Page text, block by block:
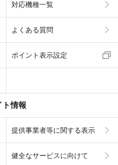
対応機種一覧
よくある質問
ポイント表示設定
ト情報
提供事業者等に関する表示
健全なサービスに向けて